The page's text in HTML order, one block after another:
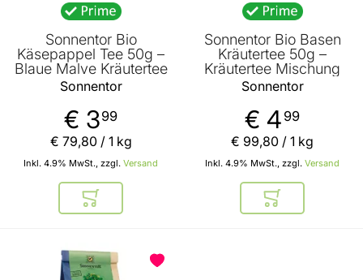
Sonnentor Bio
Käsepappel Tee 50g –
Blaue Malve Kräutertee
Sonnentor
€ 399
Inkl. 4.9% MwSt., zzgl. Versand
€ 79,80/ 1 kg
In den Warenkorb
Sonnentor Bio Basen
Kräutertee 50g –
Kräutertee Mischung
Sonnentor
€ 4 99
Inkl. 4.9% MwSt., zzgl. Versand
€ 99,80 / 1 kg
In den